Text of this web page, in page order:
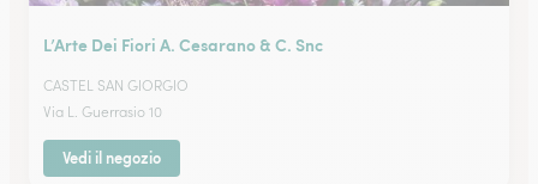
L’Arte Dei Fiori A. Cesarano & C. Snc
CASTEL SAN GIORGIO
Via L. Guerrasio 10
Vedi il negozio